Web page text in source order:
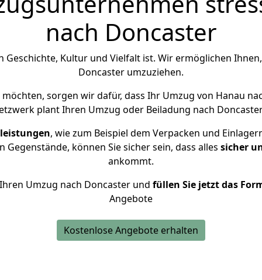
nach Doncaster
Geschichte, Kultur und Vielfalt ist. Wir ermöglichen
Doncaster umzuziehen.
sorgen wir dafür, dass Ihr Umzug von Hanau
plant Ihren Umzug oder Beiladung nach
, wie zum Beispiel dem Verpacken und
können Sie sicher sein, dass alles sicher
ankommt.
Umzug nach Doncaster und füllen Sie jetzt das
Angebote
Kostenlose Angebote erhalten